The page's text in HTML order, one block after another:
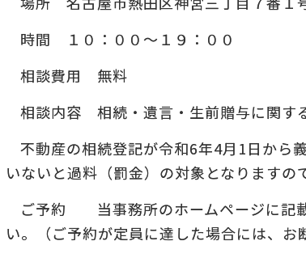
時間 １０：００～１９：００
相談費用 無料
相談内容 相続・遺言・生前贈与に関す
不動産の相続登記が令和6年4月1日から
いないと過料（罰金）の対象となりますの
ご予約 当事務所のホームページに記
い。（ご予約が定員に達した場合には、お